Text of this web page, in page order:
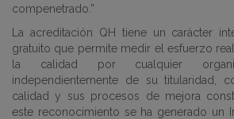
compenetrado.”
La acreditación QH tiene un carácter
gratuito que permite medir el esfuerzo
la calidad por cualquier
independientemente de su titularidad,
calidad y sus procesos de mejora
este reconocimiento se ha generado un